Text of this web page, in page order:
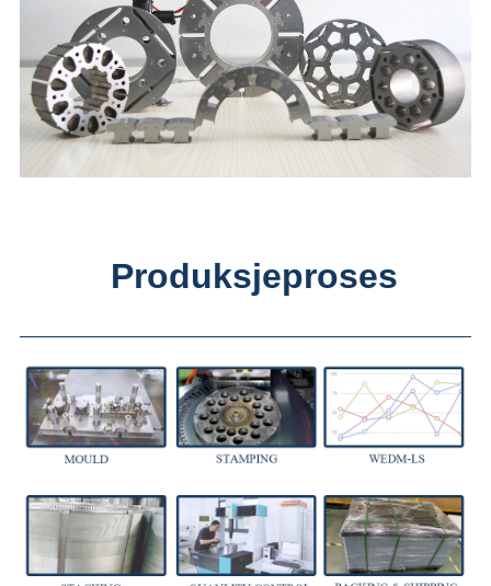
Produksjeproses